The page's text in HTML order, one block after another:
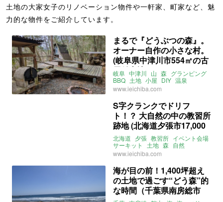
土地の大家女子のリノベーション物件や一軒家、町家など、魅
力的な物件をご紹介しています。
まるで『どうぶつの森』。
オーナー自作の小さな村。
(岐阜県中津川市554㎡の古
屋付土地)
岐阜 中津川 山 森 グランピング
BBQ 土地 小屋 DIY 温泉
大家女子 売買
www.ieichiba.com
S字クランクでドリフ
ト！？ 大自然の中の教習所
跡地 (北海道夕張市17,000
㎡の売買物件)
北海道 夕張 教習所 イベント会場
サーキット
土地 森 自然
大家女子 売買
www.ieichiba.com
海が目の前！1,400坪超え
の土地で過ごす“どう森”的
な時間（千葉県南房総市